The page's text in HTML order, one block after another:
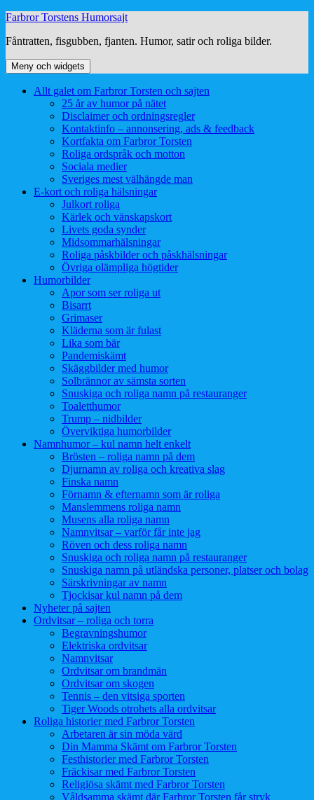
Hoppa
innehåll
Farbror Torstens Humorsajt
Fåntratten, fisgubben, fjanten. Humor, satir och roliga bilder.
Meny och widgets
Allt galet om Farbror Torsten och sajten
25 år av humor på nätet
Disclaimer och ordningsregler
Kontaktinfo – annonsering, ads & feedback
Kortfakta om Farbror Torsten
Roliga ordspråk och motton
Sociala medier
Sveriges mest välhängde man
E-kort och roliga hälsningar
Julkort roliga
Kärlek och vänskapskort
Livets goda synder
Midsommarhälsningar
Roliga påskbilder och påskhälsningar
Övriga olämpliga högtider
Humorbilder
Apor som ser roliga ut
Bisarrt
Grimaser
Kläderna som är fulast
Lika som bär
Pandemiskämt
Skäggbilder med humor
Solbrännor av sämsta sorten
Snuskiga och roliga namn på restauranger
Toaletthumor
Trump – nidbilder
Överviktiga humorbilder
Namnhumor – kul namn helt enkelt
Brösten – roliga namn på dem
Djurnamn av roliga och kreativa slag
Finska namn
Förnamn & efternamn som är roliga
Manslemmens roliga namn
Musens alla roliga namn
Namnvitsar – varför får inte jag
Röven och dess roliga namn
Snuskiga och roliga namn på restauranger
Snuskiga namn på utländska personer, platser och bolag
Särskrivningar av namn
Tjockisar kul namn på dem
Nyheter på sajten
Ordvitsar – roliga och torra
Begravningshumor
Elektriska ordvitsar
Namnvitsar
Ordvitsar om brandmän
Ordvitsar om skogen
Tennis – den vitsiga sporten
Tiger Woods otrohets alla ordvitsar
Roliga historier med Farbror Torsten
Arbetaren är sin möda värd
Din Mamma Skämt om Farbror Torsten
Festhistorier med Farbror Torsten
Fräckisar med Farbror Torsten
Religiösa skämt med Farbror Torsten
Våldsamma skämt där Farbror Torsten får stryk